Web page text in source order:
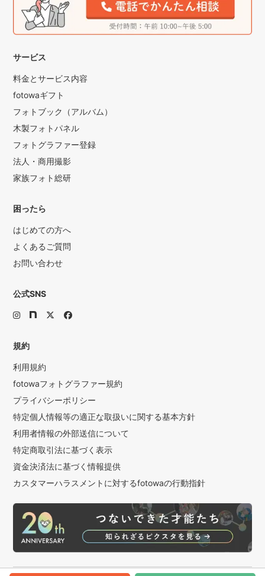
サービス
料金とサービス内容
fotowaギフト
フォトブック（アルバム）
木製フォトパネル
フォトグラファー登録
法人・商用撮影
家族フォト総研
困ったら
はじめての方へ
よくあるご質問
お問い合わせ
公式SNS
規約
利用規約
fotowaフォトグラファー規約
プライバシーポリシー
特定個人情報等の適正な取扱いに関する基本方針
利用者情報の外部送信について
特定商取引法に基づく表示
資金決済法に基づく情報提供
カスタマーハラスメントに対するfotowaの行動指針